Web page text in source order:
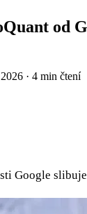
od
· 4 min čtení
Google